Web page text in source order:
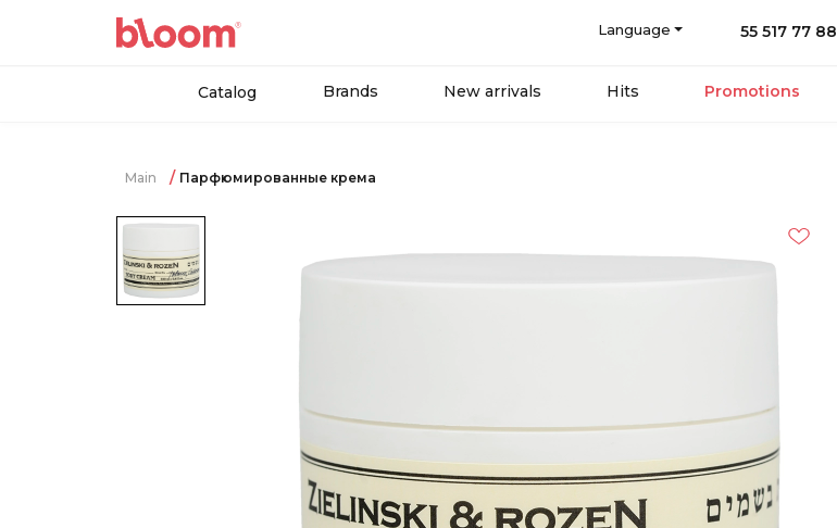
Language 55 517 77 88
Catalog Brands New arrivals Hits Promotions
Main Парфюмированные крема